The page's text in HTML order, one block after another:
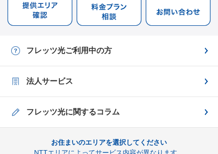
フレッツ光ご利用中の方
法人サービス
フレッツ光に関するコラム
お住まいのエリアを選択してください